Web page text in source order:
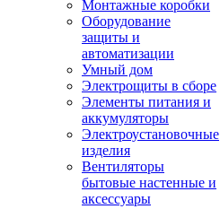
Монтажные коробки
Оборудование
защиты и
автоматизации
Умный дом
Электрощиты в сборе
Элементы питания и
аккумуляторы
Электроустановочные
изделия
Вентиляторы
бытовые настенные и
аксессуары